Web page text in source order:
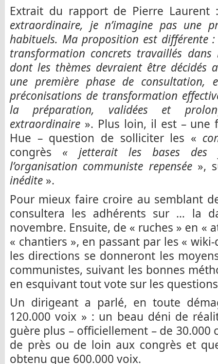
Extrait du rapport de Pierre
extraordinaire, je n’imagine pas une
habituels. Ma proposition est différente :
transformation concrets travaillés
dont les thèmes devraient être décidés
une première phase de
préconisations de transformation
la préparation, validées et
extraordinaire ». Plus loin, il est – une
Hue – question de solliciter les «
congrès « jetterait les bases des
l’organisation communiste repensée»,
inédite ».
Pour mieux faire croire au semblant
consultera les adhérents sur … la
novembre. Ensuite, de « ruches » en «
« chantiers », en passant par les «
les directions se donneront les
communistes, suivant les bonnes
en esquivant tout vote sur les
Un dirigeant a parlé, en toute
120.000 voix » : un beau déni de
guère plus – officiellement – de
de près ou de loin aux congrès et
obtenu que 600.000 voix.